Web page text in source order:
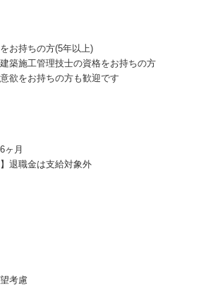
お持ちの方(5年以上)
築施工管理技士の資格をお持ちの方
欲をお持ちの方も歓迎です
ヶ月
退職金は支給対象外
考慮